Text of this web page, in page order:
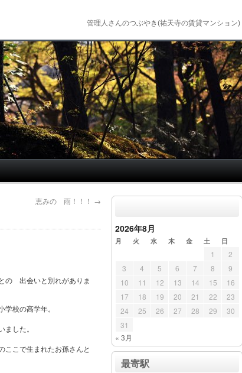
管理人さんのつぶやき(祐天寺の賃貸マンション)
恵みの 雨！！！ →
の 出会いと別れがありま
校の高学年。
した。
ここで生まれたお孫さんと
2026年8月
月 火 水 木 金 土 日
« 3月
1
2
3
4 5 6 7 8
9
10
11 12 13 14 15
16
17
18 19 20 21 22
23
24
25 26 27 28 29
30
31
最寄駅